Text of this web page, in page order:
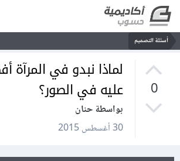
أسئلة التصميم
0
لماذا نبدو في المرآة
عليه في الصور؟
بواسطة حنان
30 أغسطس 2015